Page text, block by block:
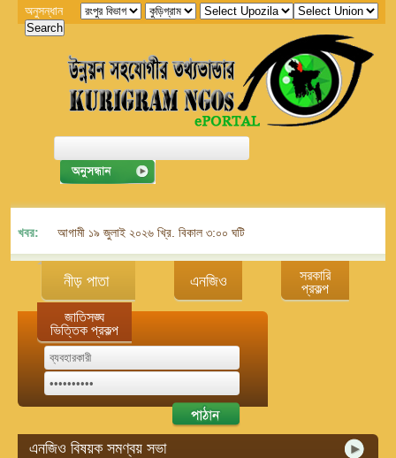
অনুসন্ধান
খবর: আগামী ১৯ জুলাই ২০২৬ খ্রি. বিকাল ৩:০০ ঘটিকায় জেলা এনজিও বিষয়ক সমন্বয়
নীড় পাতা এনজিও
সরকারি
প্রকল্প
জাতিসঙ্ঘ
ভিত্তিক প্রকল্প
এনজিও বিষয়ক সমণ্বয় সভা